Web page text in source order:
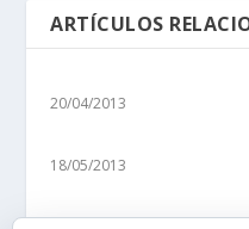
ARTÍCULOS
20/04/2013
18/05/2013